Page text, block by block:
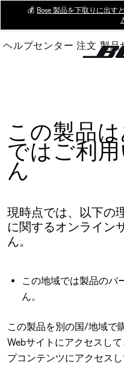
Main
💰 Bose 製品を下取りに出す
ヘルプセンター 注文 製品
この製品
ではご利
ん
現時点では、以下の
に関するオンライン
ん。
この地域では製品のバ
ん。
この製品を別の国/地域で
Webサイトにアクセスし
プコンテンツにアクセスし